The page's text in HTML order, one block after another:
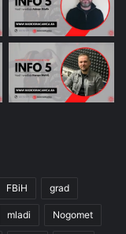
FBiH grad
mladi Nogomet